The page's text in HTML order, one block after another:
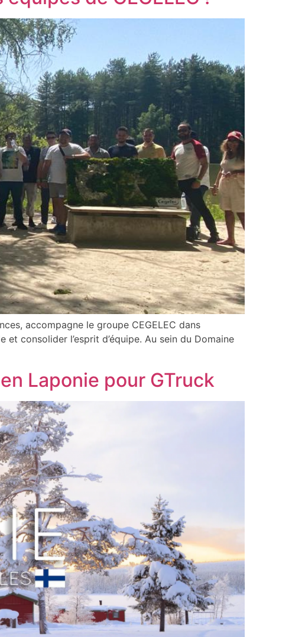
accompagne le groupe CEGELEC dans
et consolider l’esprit d’équipe. Au sein du Domaine
Laponie pour GTruck